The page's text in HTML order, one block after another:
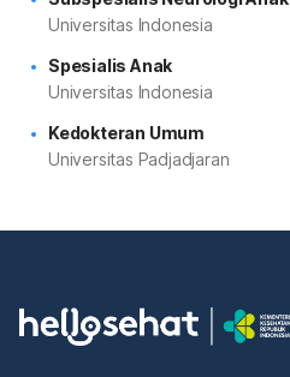
Universitas Indonesia
Spesialis Anak
Universitas Indonesia
Kedokteran Umum
Universitas Padjadjaran